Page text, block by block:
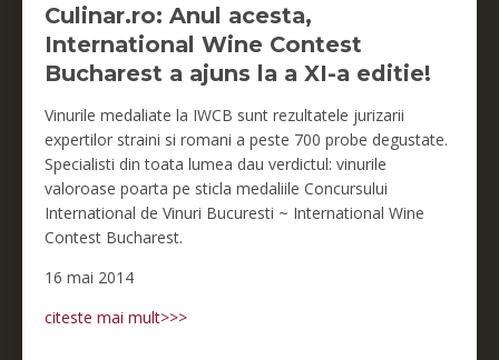
Culinar.ro: Anul acesta,
International Wine Contest
Bucharest a ajuns la a XI-a editie!
Vinurile medaliate la IWCB sunt rezultatele jurizarii
expertilor straini si romani a peste 700 probe degustate.
Specialisti din toata lumea dau verdictul: vinurile
valoroase poarta pe sticla medaliile Concursului
International de Vinuri Bucuresti ~ International Wine
Contest Bucharest.
16 mai 2014
citeste mai mult>>>